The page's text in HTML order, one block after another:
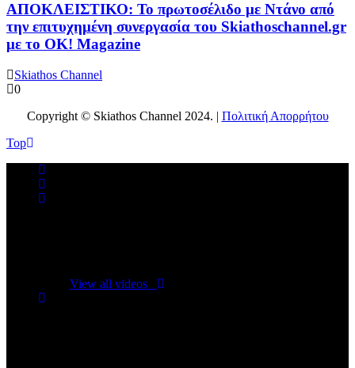
ΑΠΟΚΛΕΙΣΤΙΚΟ: Το πρωτοσέλιδο με Ντάνο από
την επιτυχημένη συνεργασία του Skiathoschannel.gr
με το OK! Magazine
Skiathos Channel
0
Copyright © Skiathos Channel 2024. | Πολιτική Απορρήτου
Top
View all videos